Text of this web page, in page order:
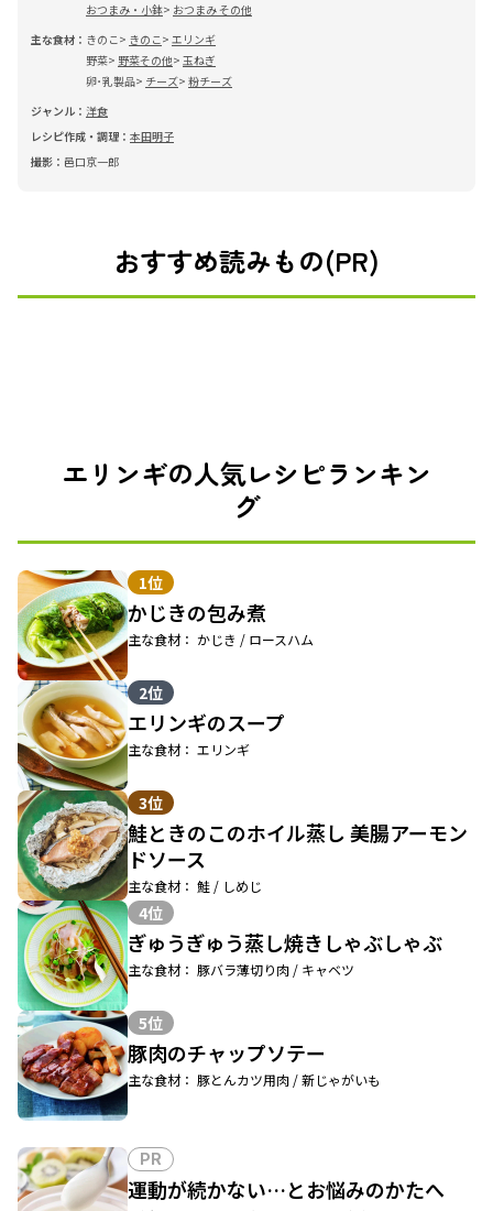
おつまみ・小鉢
おつまみ その他
主な食材： きのこ きのこ
エリンギ
野菜
野菜その他 玉ねぎ
卵･乳製品
チーズ 粉チーズ
ジャンル： 洋食
レシピ作成・調理： 本田明子
撮影： 邑口京一郎
おすすめ読みもの(PR)
エリンギの人気レシピランキン
グ
1位
かじきの包み煮
主な食材： かじき / ロースハム
2位
エリンギのスープ
主な食材： エリンギ
3位
鮭ときのこのホイル蒸し 美腸アーモン
ドソース
主な食材： 鮭 / しめじ
4位
ぎゅうぎゅう蒸し焼きしゃぶしゃぶ
主な食材： 豚バラ薄切り肉 / キャベツ
5位
豚肉のチャップソテー
主な食材： 豚とんカツ用肉 / 新じゃがいも
PR
運動が続かない…とお悩みのかたへ